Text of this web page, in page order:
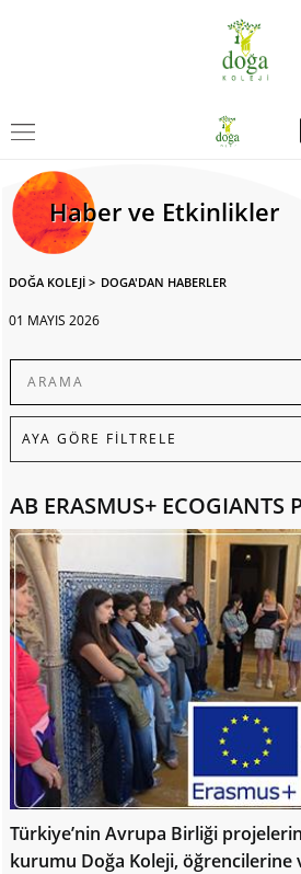
Haber ve Etkinlikler
DOĞA KOLEJİ > DOGA'DAN HABERLER
01 MAYIS 2026
AB ERASMUS+ ECOGIANTS
Türkiye’nin Avrupa Birliği
kurumu Doğa Koleji,